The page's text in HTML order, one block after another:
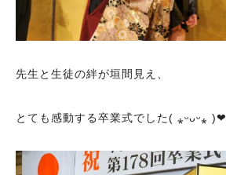
先生と生徒の絆が垣間見え、
とても感動する卒業式でした( ⁎ᵕᴗᵕ⁎ )❤︎